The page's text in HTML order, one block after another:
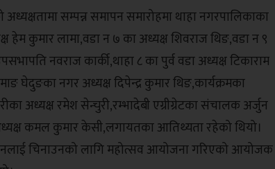
सम्पन्न समापन समारोहमा थाहा नगरपालिकाका
हेम कुमार लामा,वडा न ७ का अध्यक्ष शिवराज थिङ,वडा न ९
नवराज कार्की,थाहा ८ का पुर्व वडा अध्यक्ष टिकाराम
घेदुङका नगर अध्यक्ष दिपेन्द्र कुमार थिङ,कार्यक्रमका
अध्यक्ष रमेश सेन्चुरी,रम्भादेबी एग्रीग्रेटका संचालक अर्जुन
कमल कुमार केसी,लगायतका आतिथ्यता रहेको थियो।
चिनाउनको लागि महोत्सव आयोजना गरिएको आयोजक